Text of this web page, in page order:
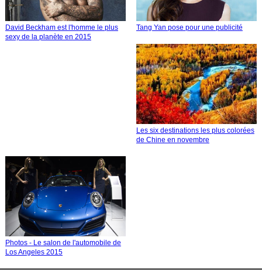
David Beckham est l'homme le plus
sexy de la planète en 2015
Tang Yan pose pour une publicité
Les six destinations les plus colorées
de Chine en novembre
Photos - Le salon de l'automobile de
Los Angeles 2015